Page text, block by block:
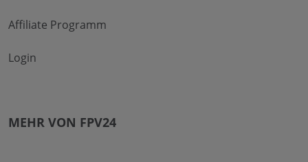
Affiliate Programm
Login
MEHR VON FPV24